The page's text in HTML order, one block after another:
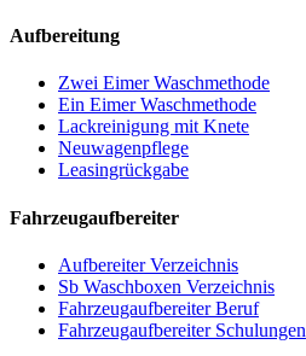
Aufbereitung
Zwei Eimer Waschmethode
Ein Eimer Waschmethode
Lackreinigung mit Knete
Neuwagenpflege
Leasingrückgabe
Fahrzeugaufbereiter
Aufbereiter Verzeichnis
Sb Waschboxen Verzeichnis
Fahrzeugaufbereiter Beruf
Fahrzeugaufbereiter Schulungen